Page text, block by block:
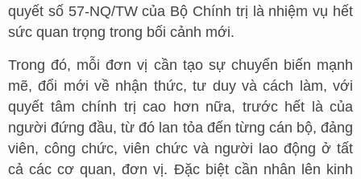
quyết số 57-NQ/TW của Bộ Chính trị là nhiệm vụ hết
sức quan trọng trong bối cảnh mới.
Trong đó, mỗi đơn vị cần tạo sự chuyển biến mạnh
mẽ, đổi mới về nhận thức, tư duy và cách làm, với
quyết tâm chính trị cao hơn nữa, trước hết là của
người đứng đầu, từ đó lan tỏa đến từng cán bộ, đảng
viên, công chức, viên chức và người lao động ở tất
cả các cơ quan, đơn vị. Đặc biệt cần nhân lên kinh